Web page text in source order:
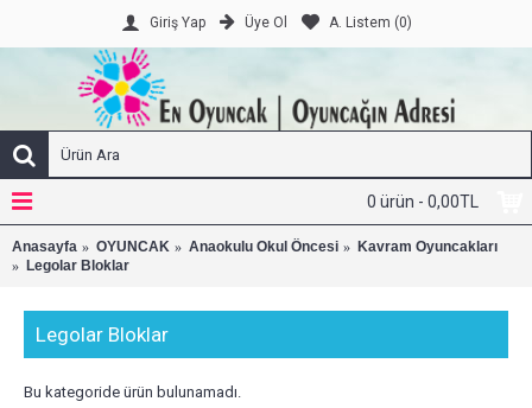
Giriş Yap Üye Ol A. Listem (0)
0 ürün - 0,00TL
Anasayfa OYUNCAK Anaokulu Okul Öncesi
Kavram Oyuncakları
Legolar Bloklar
Legolar Bloklar
Bu kategoride ürün bulunamadı.